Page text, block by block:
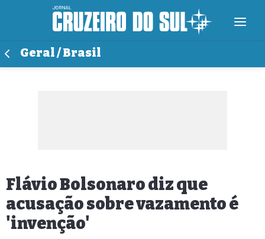
Geral / Brasil
Flávio Bolsonaro diz que
acusação sobre vazamento é
'invenção'